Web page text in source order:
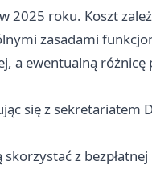
2025 roku. Koszt
zasadami
a ewentualną
się z sekretariatem
z